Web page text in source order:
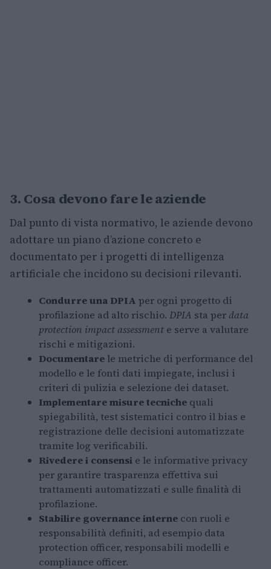
3. Cosa devono fare le aziende
Dal punto di vista normativo, le aziende devono
adottare un piano d’azione concreto e
documentato per i progetti di intelligenza
artificiale che incidono su decisioni rilevanti.
Condurre una DPIA per ogni progetto di
profilazione ad alto rischio. DPIA sta per data
protection impact assessment e serve a valutare
rischi e mitigazioni.
Documentare le metriche di performance del
modello e le fonti dati impiegate, inclusi i
criteri di pulizia e selezione dei dataset.
Implementare misure tecniche quali
spiegabilità, test sistematici contro il bias e
registrazione delle decisioni automatizzate
tramite log verificabili.
Rivedere i consensi e le informative privacy
per garantire trasparenza effettiva sui
trattamenti automatizzati e sulle finalità di
profilazione.
Stabilire governance interne con ruoli e
responsabilità definiti, ad esempio data
protection officer, responsabili modelli e
compliance officer.